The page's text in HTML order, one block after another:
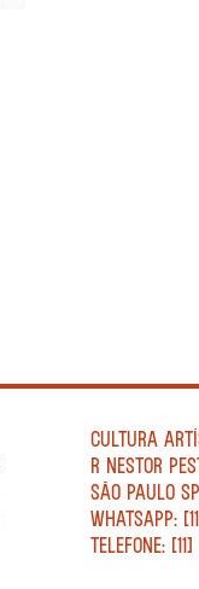
CULTURA
R NESTOR
SÃO PAULO SP
WHATSAPP:
TELEFONE: